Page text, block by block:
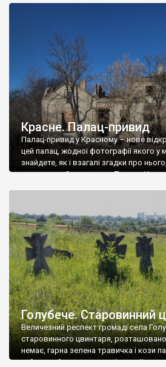
Красне. Палац-привид
Палац-привид у Красному – нове
цей палац, жодної фотографії якого у
знайдете, як і взагалі згадки про
мешканець Самгородка. Палац у
Голубече. Старовинний
Величезний респект громаді села
старовинного цвинтаря,
немає, гарна зелена травичка і кози
найкращий регулятор шкідливої, для